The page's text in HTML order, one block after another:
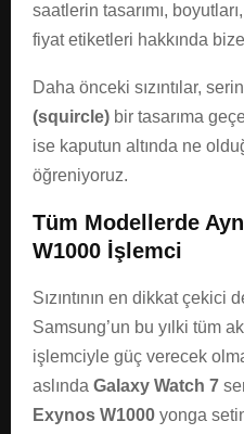
saatlerin tasarımı,
fiyat etiketleri hakkında
Daha önceki sızıntılar,
(squircle) bir tasarıma
ise kaputun altında ne
öğreniyoruz.
Tüm Modellerde
W1000 İşlemci
Sızıntının en dikkat çekici
Samsung’un bu yılki tüm
işlemciyle güç verecek
aslında Galaxy Watch 7
Exynos W1000 yonga